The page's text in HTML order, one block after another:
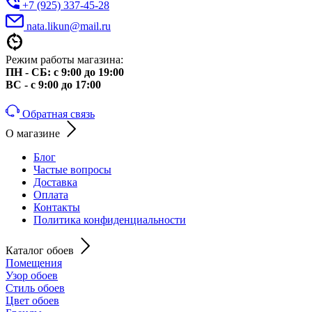
+7 (925) 337-45-28
nata.likun@mail.ru
Режим работы магазина:
ПН - СБ: с 9:00 до 19:00
ВС - с 9:00 до 17:00
Обратная связь
О магазине
Блог
Частые вопросы
Доставка
Оплата
Контакты
Политика конфиденциальности
Каталог обоев
Помещения
Узор обоев
Стиль обоев
Цвет обоев